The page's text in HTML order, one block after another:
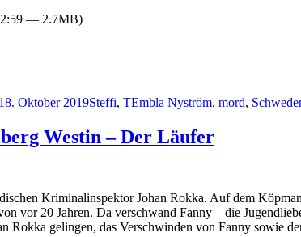
— 2.7MB)
18. Oktober 2019Steffi, TEmbla Nyström, mord,
Westin – Der Läufer
Kriminalinspektor Johan Rokka. Auf dem
vor 20 Jahren. Da verschwand Fanny – die
Rokka gelingen, das Verschwinden von Fanny sowie